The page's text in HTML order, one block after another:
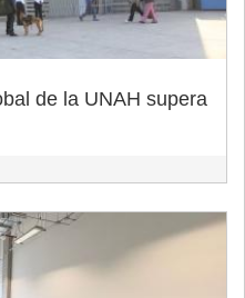
de la UNAH supera